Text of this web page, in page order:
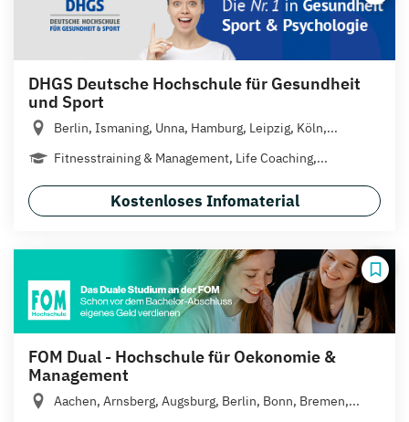
DHGS Deutsche Hochschule für Gesundheit
und Sport
Berlin, Ismaning, Unna, Hamburg, Leipzig, Köln,...
Fitnesstraining & Management, Life Coaching,...
Kostenloses Infomaterial
FOM Dual - Hochschule für Oekonomie &
Management
Aachen, Arnsberg, Augsburg, Berlin, Bonn, Bremen,...